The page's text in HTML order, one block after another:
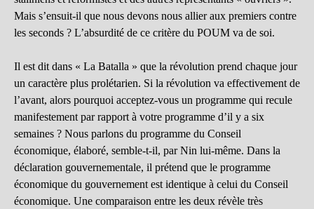
Mais s’ensuit-il que nous devons nous allier aux premiers contre
les seconds ? L’absurdité de ce critère du POUM va de soi.
Il est dit dans « La Batalla » que la révolution prend chaque jour
un caractère plus prolétarien. Si la révolution va effectivement de
l’avant, alors pourquoi acceptez-vous un programme qui recule
manifestement par rapport à votre programme d’il y a six
semaines ? Nous parlons du programme du Conseil
économique, élaboré, semble-t-il, par Nin lui-même. Dans la
déclaration gouvernementale, il prétend que le programme
économique du gouvernement est identique à celui du Conseil
économique. Une comparaison entre les deux révèle très